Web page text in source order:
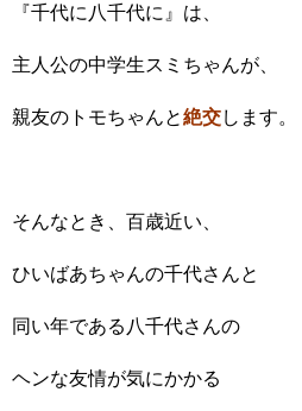
『千代に八千代に』は、
主人公の中学生スミちゃんが、
親友のトモちゃんと絶交します。
そんなとき、百歳近い、
ひいばあちゃんの千代さんと
同い年である八千代さんの
ヘンな友情が気にかかる